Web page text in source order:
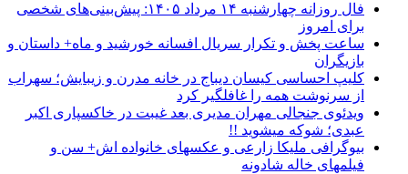
فال روزانه چهارشنبه ۱۴ مرداد ۱۴۰۵: پیش‌بینی‌های شخصی
برای امروز
ساعت پخش و تکرار سریال افسانه خورشید و ماه+ داستان و
بازیگران
کلیپ احساسی کیسان دیباج در خانه مدرن و زیبایش؛ سهراب
از سرنوشت همه را غافلگیر کرد
ویدئوی جنجالی مهران مدیری بعد غیبت در خاکسپاری اکبر
عبدی؛ شوکه میشوید !!
بیوگرافی ملیکا زارعی و عکسهای خانواده اش+ سن و
فیلمهای خاله شادونه